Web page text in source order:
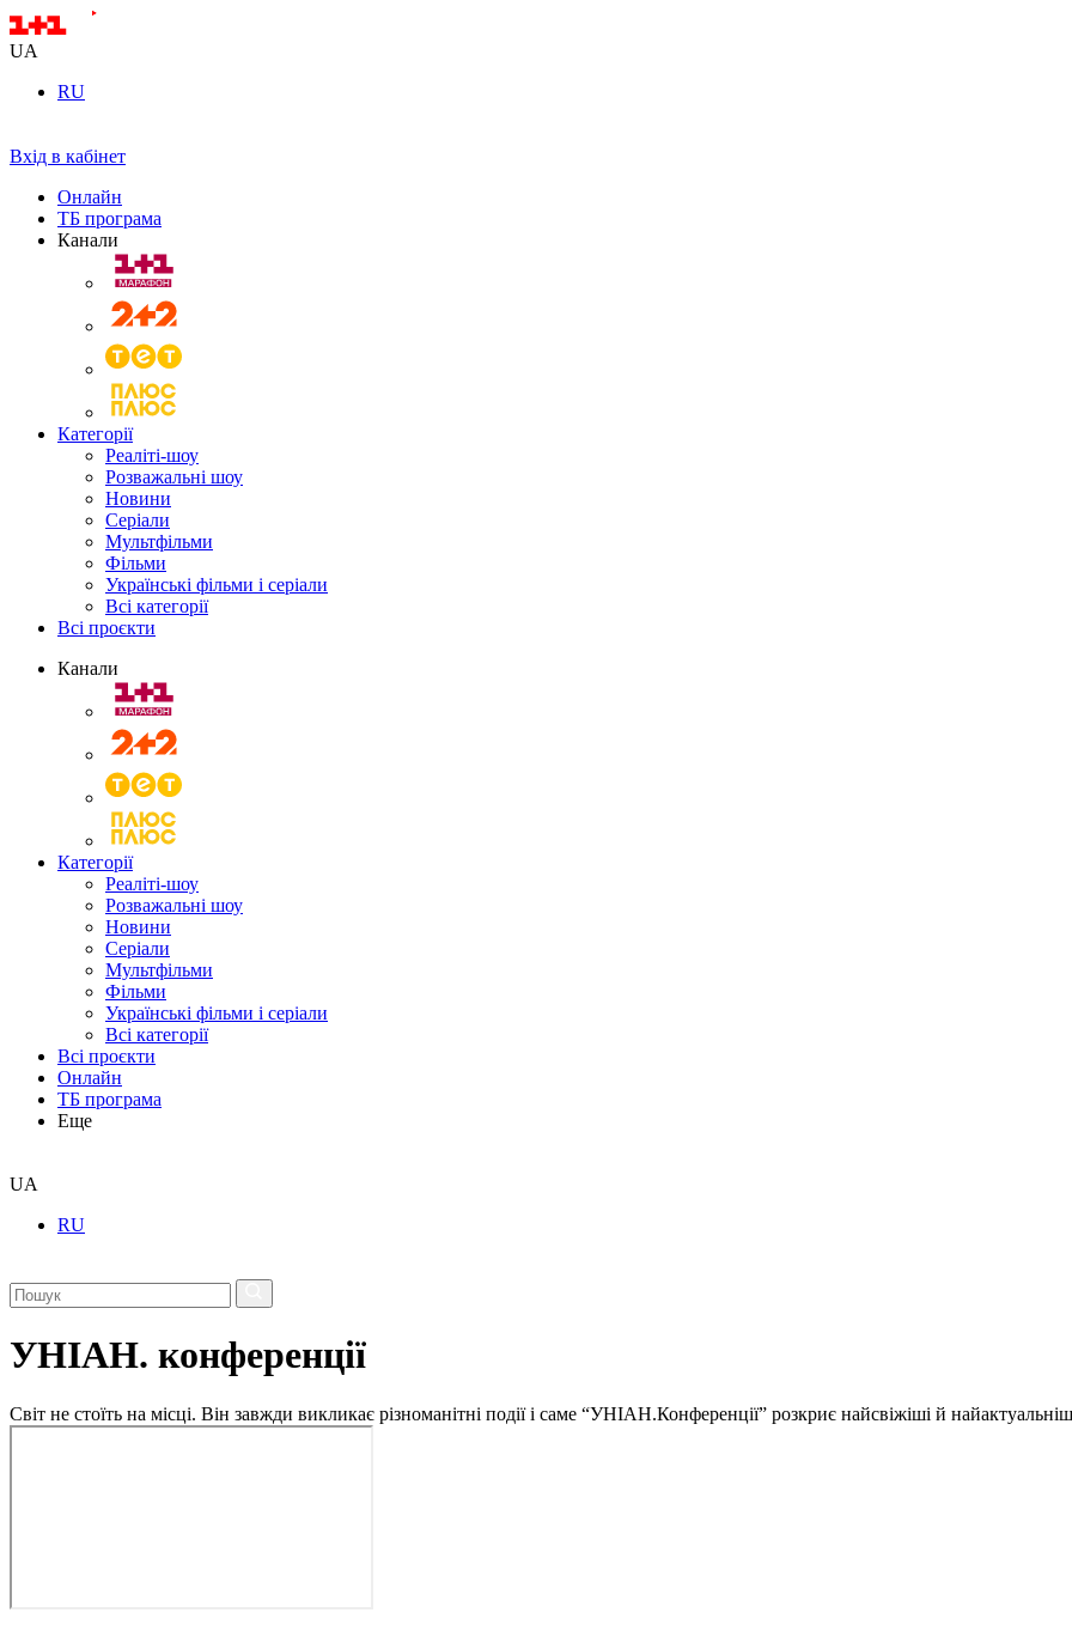
UA
RU
Вхід в кабінет
Онлайн
ТБ програма
Канали
Категорії
Реаліті-шоу
Розважальні шоу
Новини
Серіали
Мультфільми
Фільми
Українські фільми і серіали
Всі категорії
Всі проєкти
Канали
Категорії
Реаліті-шоу
Розважальні шоу
Новини
Серіали
Мультфільми
Фільми
Українські фільми і серіали
Всі категорії
Всі проєкти
Онлайн
ТБ програма
Еще
UA
RU
УНІАН. конференції
Світ не стоїть на місці. Він завжди викликає різноманітні події і саме “УНІАН.Конференції” розкриє найсвіжіші й